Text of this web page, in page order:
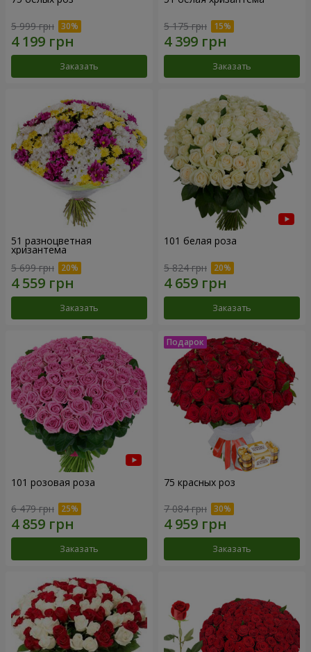
5 999 грн
Заказать
5 175 грн
Заказать
51 разноцветная
хризантема
5 699 грн
Заказать
101 белая роза
5 824 грн
Заказать
101 розовая роза
6 479 грн
Заказать
75 красных роз
7 084 грн
Заказать